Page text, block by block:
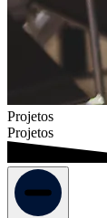
Projetos
Projetos